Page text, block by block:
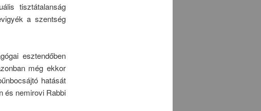
tisztátalanság
a szentség
esztendőben
még ekkor
hatását
és nemirovi Rabbi